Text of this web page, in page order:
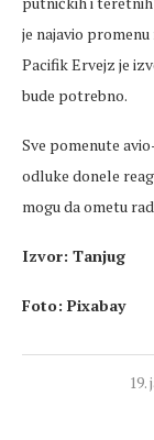
je najavio
Pacifik Ervejz je
bude potrebno.
Sve pomenute
odluke donele
mogu da ometu
Izvor: Tanjug
Foto: Pixabay
19.